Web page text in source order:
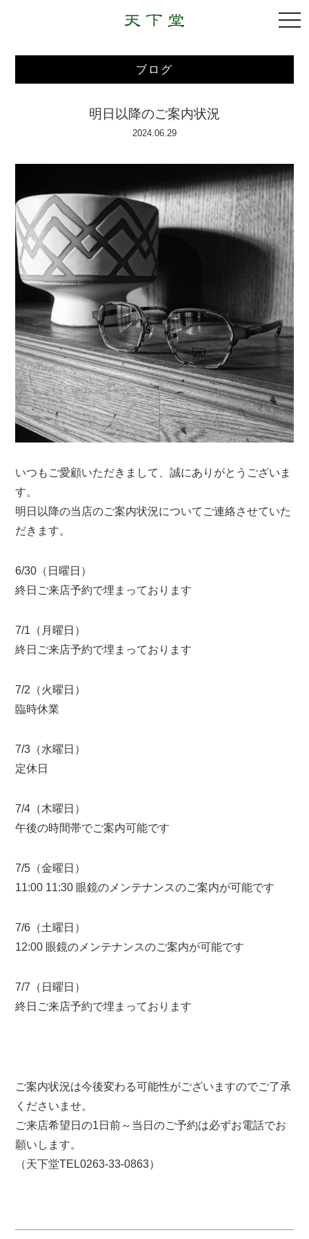
ブログ
明日以降のご案内状況
2024.06.29
いつもご愛顧いただきまして、誠にありがとうございま
す。
明日以降の当店のご案内状況についてご連絡させていた
だきます。
6/30（日曜日）
終日ご来店予約で埋まっております
7/1（月曜日）
終日ご来店予約で埋まっております
7/2（火曜日）
臨時休業
7/3（水曜日）
定休日
7/4（木曜日）
午後の時間帯でご案内可能です
7/5（金曜日）
11:00 11:30 眼鏡のメンテナンスのご案内が可能です
7/6（土曜日）
12:00 眼鏡のメンテナンスのご案内が可能です
7/7（日曜日）
終日ご来店予約で埋まっております
ご案内状況は今後変わる可能性がございますのでご了承
くださいませ。
ご来店希望日の1日前～当日のご予約は必ずお電話でお
願いします。
（天下堂TEL0263-33-0863）